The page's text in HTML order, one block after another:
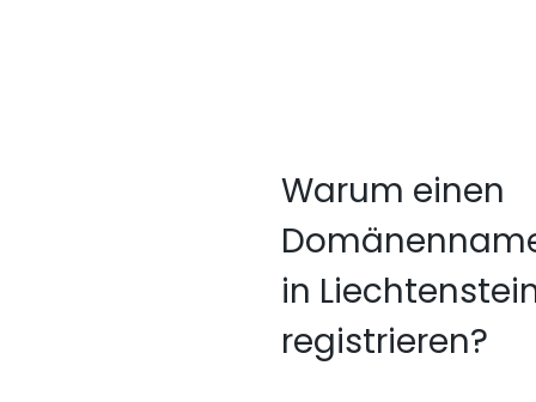
Warum einen
in
registrieren?